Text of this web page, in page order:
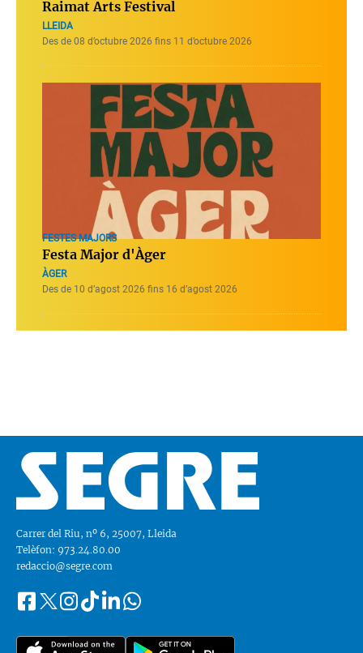
Raimat Arts Festival
LLEIDA
Des de 08 d’octubre 2026 fins 11 d’octubre 2026
FESTES MAJORS
Festa Major d'Àger
ÀGER
Des de 10 d’agost 2026 fins 16 d’agost 2026
Carrer del Riu, nº 6, 25007, Lleida
Telèfon: 973.24.80.00
redaccio@segre.com
Segueix-
a::
FacebookInstagram
TiktokLinkedinWhatsapp